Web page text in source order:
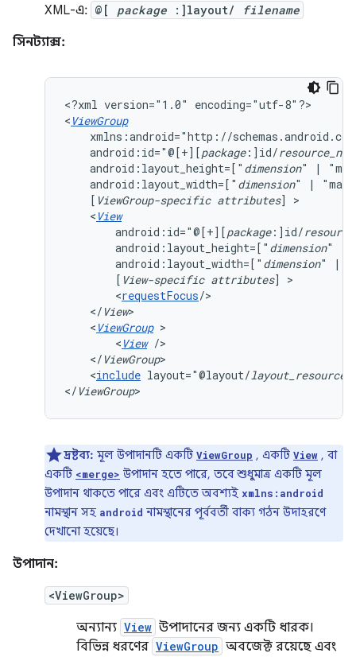
XML-এ: @[ package :]layout/ filename
সিনট্যাক্স:
<?xml version="1.0"
encoding="utf-8"?>
< ViewGroup
android:id="@[+][package:]id/
android:layout_height=[" dimension" |
android:layout_width=[" dimension" |
[ ViewGroup-specific attributes]
< View
android:id="@[+][package:]id/
android:layout_height=[" dimension"
android:layout_width=[" dimension" |
[ View-specific attributes]
<requestFocus
</ View
< ViewGroup
< View
</ ViewGroup
<include layout="@layout/layout_resource
</ ViewGroup>
দ্রষ্টব্য: মূল উপাদানটি একটি ViewGroup , একটি View , বা
একটি <merge> উপাদান হতে পারে, তবে শুধুমাত্র একটি মূল
উপাদান থাকতে পারে এবং এটিতে অবশ্যই xmlns:android
নামস্থান সহ android নামস্থানের পূর্ববর্তী বাক্য গঠন উদাহরণে
দেখানো হয়েছে।
উপাদান:
<ViewGroup>
অন্যান্য View উপাদানের জন্য একটি ধারক।
বিভিন্ন ধরণের ViewGroup অবজেক্ট রয়েছে এবং